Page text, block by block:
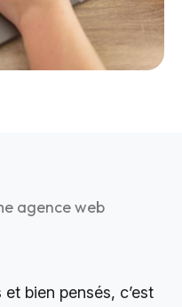
agence web
bien pensés, c’est